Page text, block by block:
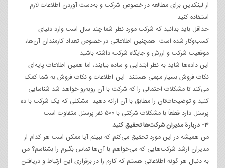
از لینکدین برای مطالعه در خصوص شرکت و به‌دست آوردن اطلاعات لازم
استفاده کنید.
حداقل باید بدانید که شرکت مورد نظر شما چند سال است وارد دنیای
کسب‌وکار شده است. همچنین اطلاعاتی در خصوص تعداد کارمندان آن‌ها،
موقعیت شرکت و ارزش و جایگاه شرکت داشته باشید.
این داده‌ها شاید به نظر ابتدایی و ساده بیایند، اما همین اطلاعات پایه‌ای
نکات فروش بسیار مهمی هستند. این اطلاعات و نکات فروش به شما کمک
می‌کند تا مشکلات احتمالی را که شرکت با آن رو‌به‌رو خواهد شد شناسایی
کنید و توضیحات‌تان را مطابق با آن ارائه دهید. مشکلی که یک شرکت با ده
پرسنل دارد قطعاً با مشکلات شرکتی با ۵۰۰ نفر پرسنل متفاوت است.
۳- دربارۀ مدیران شرکت‌ها تحقیق کنید
من همیشه در این مورد تحقیق می‌کنم که ببینم آیا ممکن است هر کدام از
مدیران ارشد شرکت‌هایی که می‌خواهم با آن‌ها تماس بگیرم را بشناسم؟ من
به دنبال هر گونه اطلاعاتی هستم که کارم را در برقراری این ارتباط و دریافتن